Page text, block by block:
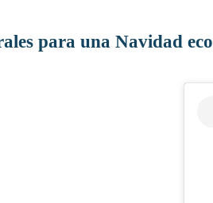
para una Navidad eco